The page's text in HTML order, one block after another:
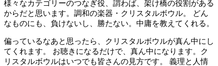
様々なカテゴリーのつなぎ役、謂わば、架け橋の役割がある
からだと思います。調和の楽器・クリスタルボウル。 どん
なものにも、負けないし、勝たない。中庸を教えてくれる。
偏っているなあと思ったら、クリスタルボウルが真ん中にし
てくれます。 お聴きになるだけで、真ん中になります。ク
リスタルボウルはいつでも皆さんの見方です。 義理と人情